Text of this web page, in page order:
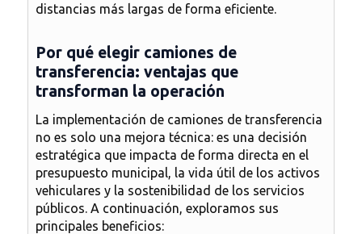
distancias más largas de forma eficiente.
Por qué elegir camiones de
transferencia: ventajas que
transforman la operación
La implementación de camiones de transferencia
no es solo una mejora técnica: es una decisión
estratégica que impacta de forma directa en el
presupuesto municipal, la vida útil de los activos
vehiculares y la sostenibilidad de los servicios
públicos. A continuación, exploramos sus
principales beneficios: